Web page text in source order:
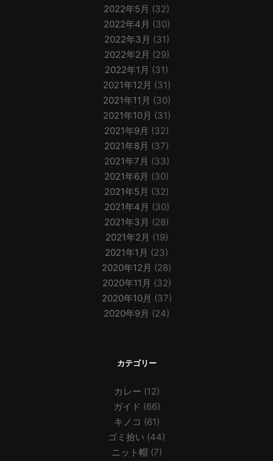
2022年5月 (32)
2022年4月 (30)
2022年3月 (31)
2022年2月 (29)
2022年1月 (31)
2021年12月 (31)
2021年11月 (30)
2021年10月 (31)
2021年9月 (32)
2021年8月 (37)
2021年7月 (33)
2021年6月 (30)
2021年5月 (32)
2021年4月 (30)
2021年3月 (28)
2021年2月 (19)
2021年1月 (23)
2020年12月 (28)
2020年11月 (32)
2020年10月 (37)
2020年9月 (24)
カテゴリー
カレー (12)
ガイド (66)
キノコ (61)
ゴミ拾い (44)
ニット帽 (7)